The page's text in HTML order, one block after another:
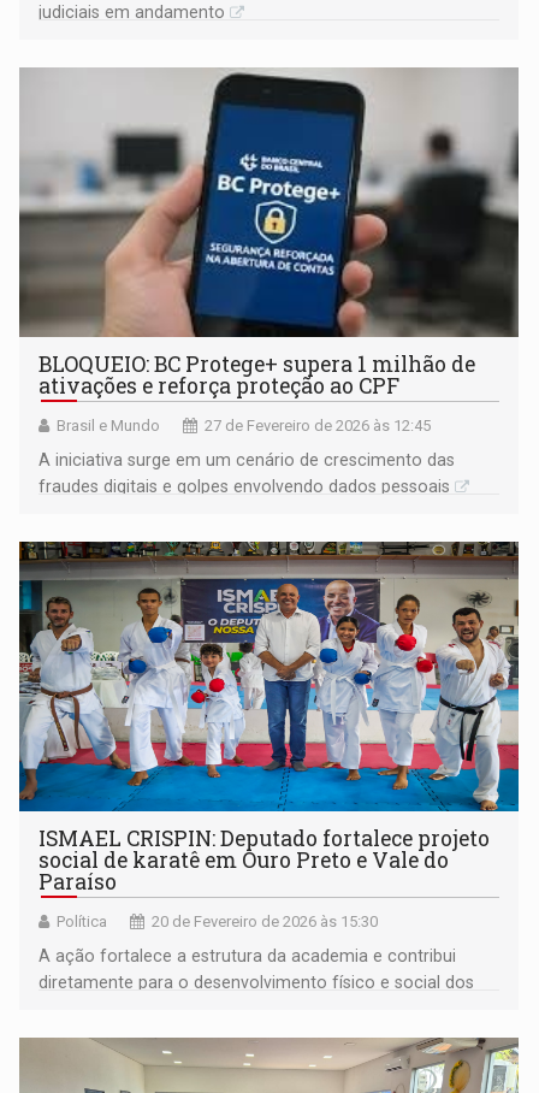
judiciais em andamento
BLOQUEIO: BC Protege+ supera 1 milhão de
ativações e reforça proteção ao CPF
Brasil e Mundo 27 de Fevereiro de 2026 às 12:45
A iniciativa surge em um cenário de crescimento das
fraudes digitais e golpes envolvendo dados pessoais
ISMAEL CRISPIN: Deputado fortalece projeto
social de karatê em Ouro Preto e Vale do
Paraíso
Política 20 de Fevereiro de 2026 às 15:30
A ação fortalece a estrutura da academia e contribui
diretamente para o desenvolvimento físico e social dos
ações concretas